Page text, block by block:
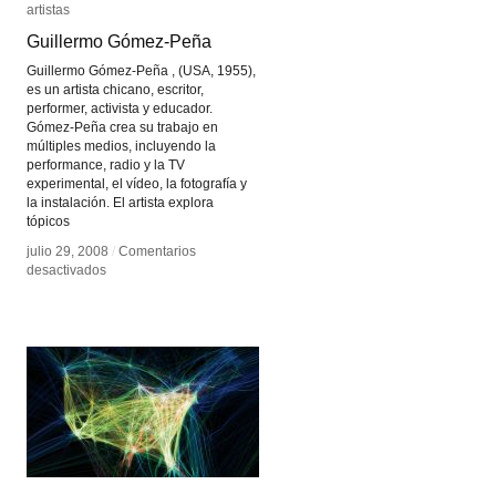
artistas
Guillermo Gómez-Peña
Guillermo Gómez-Peña , (USA, 1955),
es un artista chicano, escritor,
performer, activista y educador.
Gómez-Peña crea su trabajo en
múltiples medios, incluyendo la
performance, radio y la TV
experimental, el vídeo, la fotografía y
la instalación. El artista explora
tópicos
julio 29, 2008 / Comentarios
desactivadosen
artistas
Guillermo Gómez-Peña
julio 29, 2008 / Comentarios
desactivadosen